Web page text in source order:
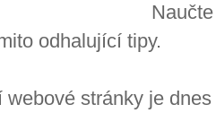
odhalující tipy.
stránky je